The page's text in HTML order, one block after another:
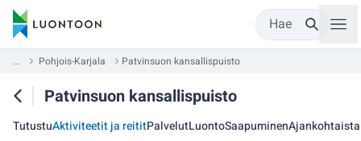
Hae
... Pohjois-Karjala Patvinsuon kansallispuisto
Patvinsuon kansallispuisto
TutustuAktiviteetit ja reititPalvelutLuontoSaapuminenAjankohtaista